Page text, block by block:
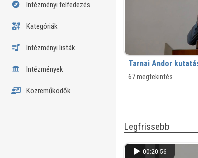
Intézményi felfedezés
Kategóriák
Intézményi listák
Intézmények
Közreműködők
Tarnai Andor
67 megtekintés
Legfrissebb
00:20:56